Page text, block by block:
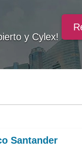
y Cylex!
Santander